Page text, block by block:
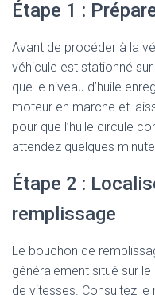
Étape 1 :
Avant de procéder à la
véhicule est stationné
que le niveau d’huile
moteur en marche et
pour que l’huile circule
attendez quelques
Étape 2 :
remplissage
Le bouchon de
généralement situé sur
de vitesses. Consultez